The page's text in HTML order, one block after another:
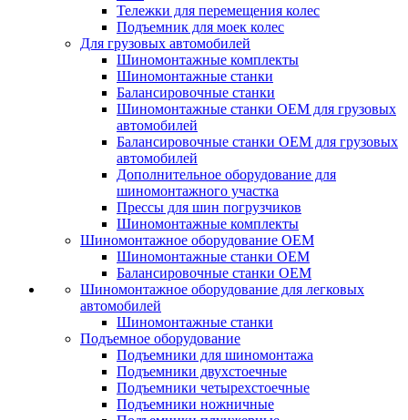
Тележки для перемещения колес
Подъемник для моек колеc
Для грузовых автомобилей
Шиномонтажные комплекты
Шиномонтажные станки
Балансировочные станки
Шиномонтажные станки ОЕМ для грузовых
автомобилей
Балансировочные станки ОЕМ для грузовых
автомобилей
Дополнительное оборудование для
шиномонтажного участка
Прессы для шин погрузчиков
Шиномонтажные комплекты
Шиномонтажное оборудование ОЕМ
Шиномонтажные станки ОЕМ
Балансировочные станки ОЕМ
Шиномонтажное оборудование для легковых
автомобилей
Шиномонтажные станки
Подъемное оборудование
Подъемники для шиномонтажа
Подъемники двухстоечные
Подъемники четырехстоечные
Подъемники ножничные